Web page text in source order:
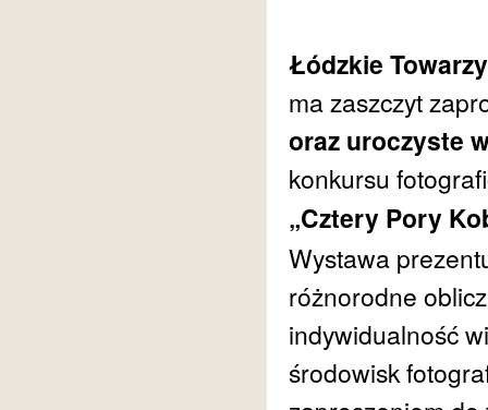
Łódzkie
ma zaszczyt
oraz uroczyste
konkursu
„Cztery Pory
Wystawa
różnorodne
indywidualność
środowisk